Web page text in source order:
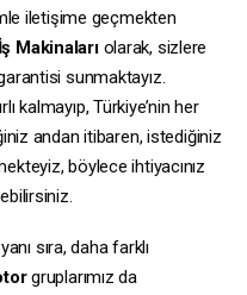
iletişime geçmekten
Makinalarıolarak, sizlere
sunmaktayız.
kalmayıp, Türkiye’nin her
andan itibaren, istediğiniz
böylece ihtiyacınız
sıra, daha farklı
gruplarımız da